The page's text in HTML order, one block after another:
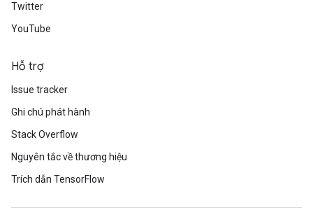
Twitter
YouTube
Hỗ trợ
Issue tracker
Ghi chú phát hành
Stack Overflow
Nguyên tắc về thương hiệu
Trích dẫn TensorFlow